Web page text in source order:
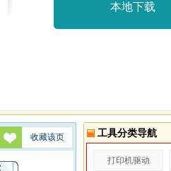
本地下载
收藏该页 工具分类导航
打印机驱动